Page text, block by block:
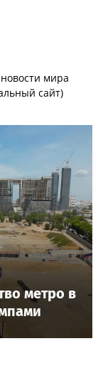
мира
сайт)
метро в